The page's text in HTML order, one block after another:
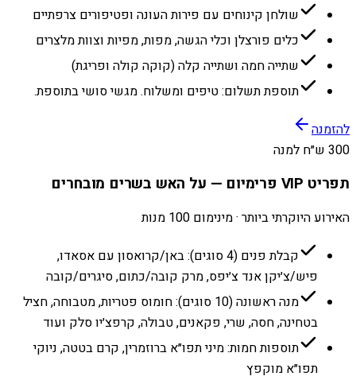
שולחן קינוחים עם פירות העונה ופטיפורים צרפתיים
כלים פורצלן וכלי הגשה, מפות, מפיות וצוות מלצרים
שתייה חמה ושתייה קלה (קוקה קולה ופריגת)
תוספת תשלום: טיפים ומשלוח. מגשי סושי בתוספת.
להזמנה
300 ש״ח למנה
תפריט VIP פרימיום — על האש בשרים מובחרים
האירוע היוקרתי ביותר · מינימום 100 מנות
קבלת פנים (4 סוגים): באן/קרואסון עם אסאדו,
פיש/צ׳יקן אנד צ׳יפס, מרק קובה/כתום, סיגרים/קובה
מנה ראשונה (10 סוגים): חומוס פטריות, מטבוחה, חציל
בטחינה, חסה, שרי, פקאנים, טבולה, קרפצ׳יו סלק ועוד
תוספות חמות: מיני תפו״א ברוזמרין, קרם בטטה, ניוקי
תפו״א מוקפץ